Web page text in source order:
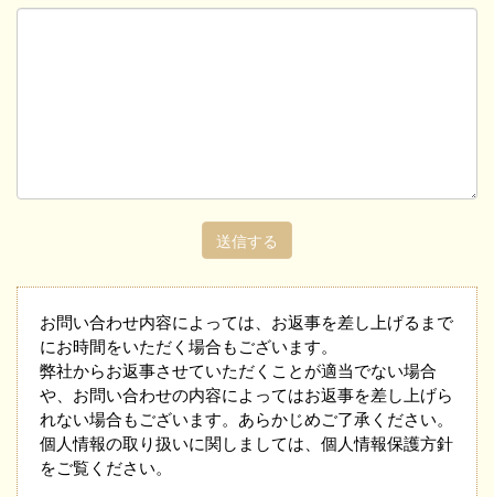
送信する
お問い合わせ内容によっては、お返事を差し上げるまで
にお時間をいただく場合もございます。
弊社からお返事させていただくことが適当でない場合
や、お問い合わせの内容によってはお返事を差し上げら
れない場合もございます。あらかじめご了承ください。
個人情報の取り扱いに関しましては、個人情報保護方針
をご覧ください。